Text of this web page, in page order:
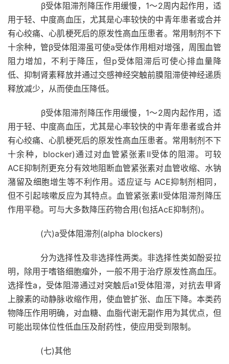
β受体阻滞剂降压作用缓慢，1～2周内起作用，适
用于轻、中度高血压，尤其是心率较快的中青年患者或合并
有心绞痛、心肌梗死后的原发性高血压患者。常用制剂不下
十余种，管β受体阻滞虽可使a受体作用相对增强，周围血管
阻力增加，不利于降压，但p受体阻滞后可使心排血量降
低、抑制肾素释放并通过交感神经突触前膜阻滞使神经递质
释放减少，从而使血压降低。
β受体阻滞剂降压作用缓慢，1～2周内起作用，适
用于轻、中度高血压，尤其是心率较快的中青年患者或合并
有心绞痛、心肌梗死后的原发性高血压患者。常用制剂不下
十余种，blocker)通过对血管紧张素Ⅱ受体的阻滞。可较
ACE抑制剂更充分有效地阻断血管紧张素对血管收缩、水钠
潴留及细胞增生等不利作用。适应证与 ACE抑制剂相同，
但不引起咳嗽反应为其特点。血管紧张素Ⅱ受体阻滞剂降压
作用平稳。可与大多数降压药物合用(包括AcE抑制剂)。
(六)a受体阻滞剂(alpha blockers)
分为选择性及非选择性两类。非选择性类如酚妥拉
明，除用于嗜铬细胞瘤外，一般不用于治疗原发性高血压。
选择性a，受体阻滞通过对突触后a1受体阻滞，对抗去甲肾
上腺素的动静脉收缩作用，使血管扩张、血压下降。本类药
物降压作用明确，对血糖、血脂代谢无副作用为其优点，但
可能出现体位性低血压及耐药性，使应用受到限制。
(七)其他